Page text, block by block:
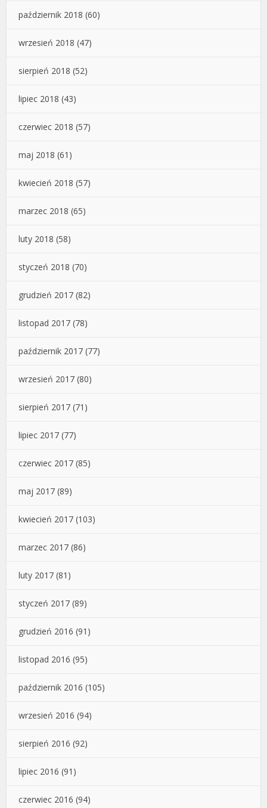
październik 2018 (60)
wrzesień 2018 (47)
sierpień 2018 (52)
lipiec 2018 (43)
czerwiec 2018 (57)
maj 2018 (61)
kwiecień 2018 (57)
marzec 2018 (65)
luty 2018 (58)
styczeń 2018 (70)
grudzień 2017 (82)
listopad 2017 (78)
październik 2017 (77)
wrzesień 2017 (80)
sierpień 2017 (71)
lipiec 2017 (77)
czerwiec 2017 (85)
maj 2017 (89)
kwiecień 2017 (103)
marzec 2017 (86)
luty 2017 (81)
styczeń 2017 (89)
grudzień 2016 (91)
listopad 2016 (95)
październik 2016 (105)
wrzesień 2016 (94)
sierpień 2016 (92)
lipiec 2016 (91)
czerwiec 2016 (94)